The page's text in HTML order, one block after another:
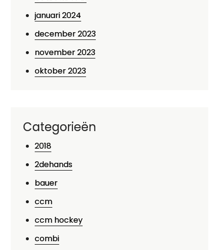
januari 2024
december 2023
november 2023
oktober 2023
Categorieën
2018
2dehands
bauer
ccm
ccm hockey
combi